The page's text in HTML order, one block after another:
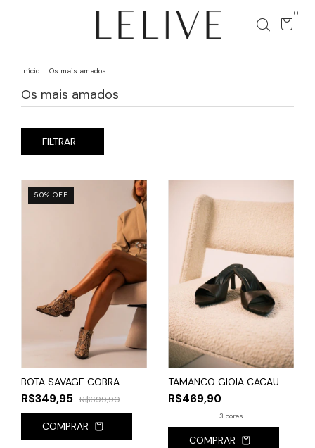
0
Início . Os mais amados
Os mais amados
FILTRAR
50% OFF
BOTA SAVAGE COBRA
R$349,95 R$699,90
COMPRAR
TAMANCO GIOIA CACAU
R$469,90
3 cores
COMPRAR